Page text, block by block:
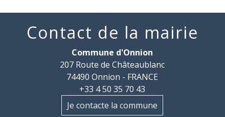
Contact de la mairie
Commune d'Onnion
207 Route de Châteaublanc
74490 Onnion - FRANCE
+33 4 50 35 70 43
Je contacte la commune